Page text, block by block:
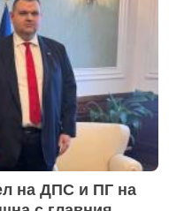
на ДПС и ПГ на